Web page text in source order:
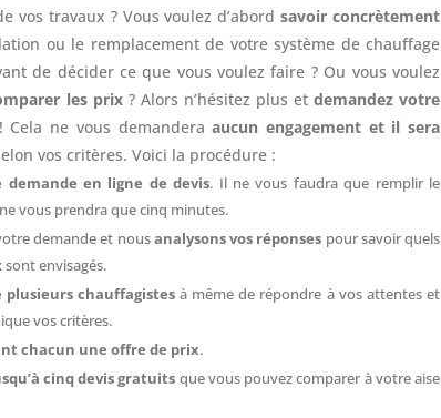
vos travaux ? Vous voulez d’abordsavoir concrètement
ou le remplacement de votre système de chauffage
de décider ce que vous voulez faire ? Ou vous voulez
les prix? Alors n’hésitez plus et demandez votre
! Cela ne vous demanderaaucun engagement et il sera
vos critères. Voici la procédure :
demande en ligne de devis. Il ne vous faudra que remplir le
vous prendra que cinq minutes.
demande et nousanalysons vos réponses pour savoir quels
envisagés.
plusieurs chauffagistesà même de répondre à vos attentes et
vos critères.
chacun une offre de prix.
cinq devis gratuits que vous pouvez comparer à votre aise